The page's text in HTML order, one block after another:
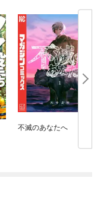
不滅のあなたへ